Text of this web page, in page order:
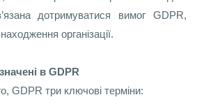
дотримуватися вимог GDPR,
організації.
в GDPR
GDPR три ключові терміни: